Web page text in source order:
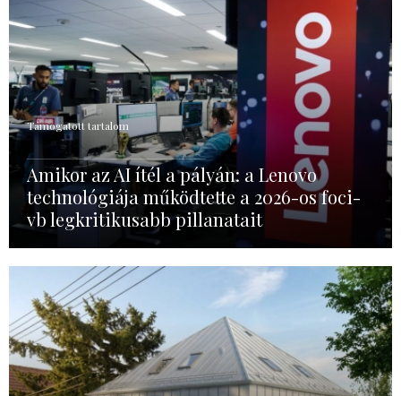
Támogatott tartalom
Amikor az AI ítél a pályán: a Lenovo
technológiája működtette a 2026-os foci-
vb legkritikusabb pillanatait